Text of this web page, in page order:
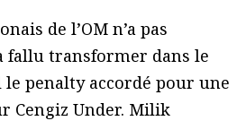
de l’OM n’a pas
fallu transformer dans le
penalty accordé pour une
Cengiz Under. Milik